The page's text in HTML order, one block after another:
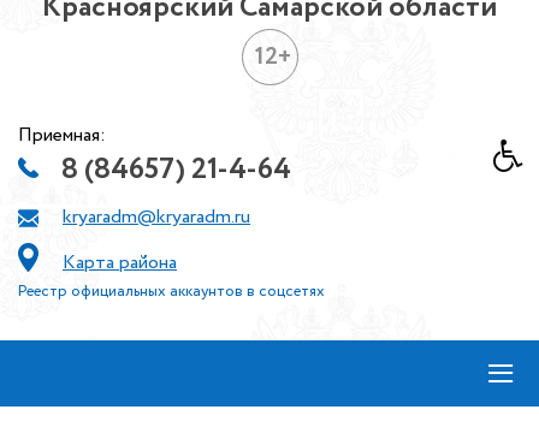
12+
Приемная:
8 (84657) 21-4-64
kryaradm@kryaradm.ru
Карта района
Реестр официальных аккаунтов в соцсетях
≡